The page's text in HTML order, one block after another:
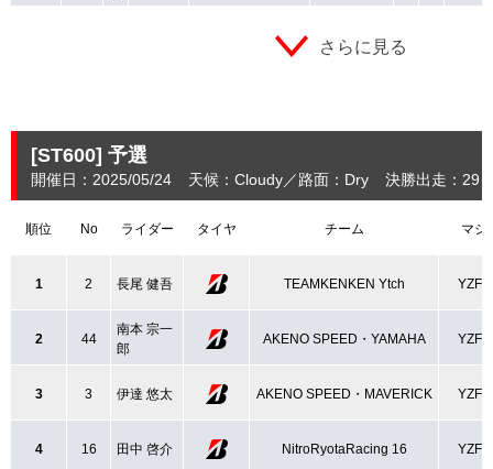
さらに見る
[ST600] 予選
開催日：2025/05/24 天候：Cloudy 路面：Dry 決勝出走：29
順位 No ライダー タイヤ チーム マシ
1 2 長尾 健吾 TEAMKENKEN Ytch YZF-
2 44
南本 宗一
郎
AKENO SPEED・YAMAHA YZF-
3 3 伊達 悠太 AKENO SPEED・MAVERICK YZF-
4 16 田中 啓介 NitroRyotaRacing 16 YZF-